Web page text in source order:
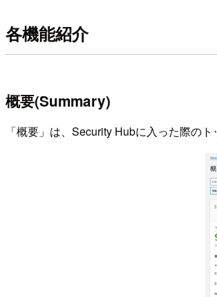
各機能紹介
概要(Summary)
「概要」は、Security Hubに入った際の